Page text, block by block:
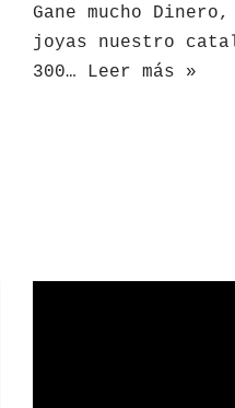
Gane mucho
joyas nuestro
300… Leer más »